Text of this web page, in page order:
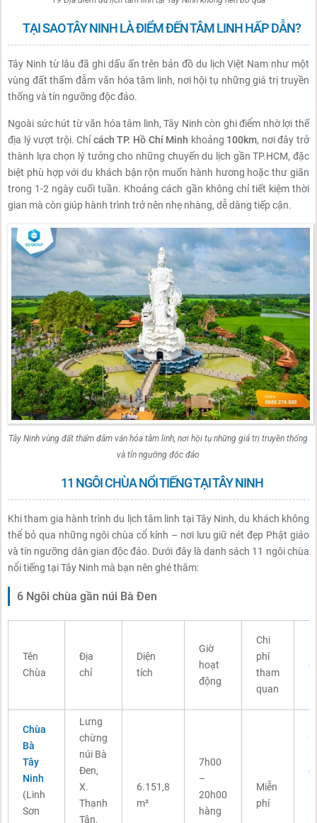
TẠI SAO TÂY NINH LÀ ĐIỂM ĐẾN TÂM LINH HẤP DẪN?
Tây Ninh từ lâu đã ghi dấu ấn trên bản đồ du lịch Việt Nam như một
vùng đất thấm đẫm văn hóa tâm linh, nơi hội tụ những giá trị truyền
thống và tín ngưỡng độc đáo.
Ngoài sức hút từ văn hóa tâm linh, Tây Ninh còn ghi điểm nhờ lợi thế
địa lý vượt trội. Chỉcách TP. Hồ Chí Minh khoảng 100km, nơi đây trở
thành lựa chọn lý tưởng cho những chuyến du lịch gần TP.HCM, đặc
biệt phù hợp với du khách bận rộn muốn hành hương hoặc thư giãn
trong 1-2 ngày cuối tuần. Khoảng cách gần không chỉ tiết kiệm thời
gian mà còn giúp hành trình trở nên nhẹ nhàng, dễ dàng tiếp cận.
Tây Ninh vùng đất thấm đẫm văn hóa tâm linh, nơi hội tụ những giá trị truyền thống
và tín ngưỡng độc đáo
11 NGÔI CHÙA NỔI TIẾNG TẠI TÂY NINH
Khi tham gia hành trình du lịch tâm linh tại Tây Ninh, du khách không
thể bỏ qua những ngôi chùa cổ kính – nơi lưu giữ nét đẹp Phật giáo
và tín ngưỡng dân gian độc đáo. Dưới đây là danh sách 11 ngôi chùa
nổi tiếng tại Tây Ninh mà bạn nên ghé thăm:
6 Ngôi chùa gần núi Bà Đen
Tên
Chùa
Địa
chỉ
Diện
tích
Giờ
hoạt
động
Chi
phí
tham
quan
Chùa
Bà
Tây
Ninh
(Linh
Sơn
Lưng
chừng
núi Bà
Đen,
X.
Thạnh
Tân,
6.151,8
m²
7h00
–
20h00
hàng
Miễn
phí